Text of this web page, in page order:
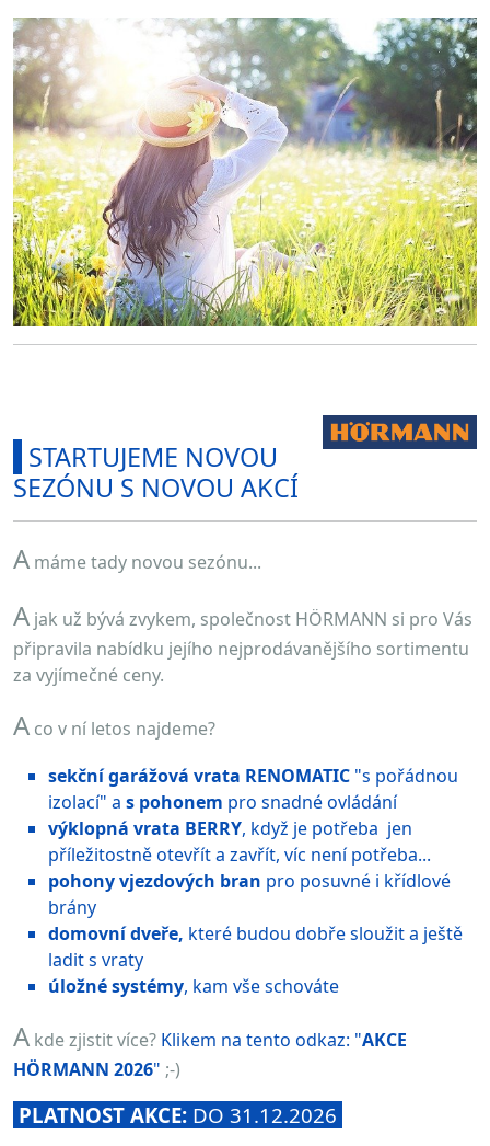
STARTUJEME NOVOU
SEZÓNU S NOVOU AKCÍ
A máme tady novou sezónu...
A jak už bývá zvykem, společnost HÖRMANN si pro Vás
připravila nabídku jejího nejprodávanějšího sortimentu
za vyjímečné ceny.
A co v ní letos najdeme?
sekční garážová vrata RENOMATIC "s pořádnou
izolací" a s pohonem pro snadné ovládání
výklopná vrata BERRY, když je potřeba jen
příležitostně otevřít a zavřít, víc není potřeba...
pohony vjezdových bran pro posuvné i křídlové
brány
domovní dveře, které budou dobře sloužit a ještě
ladit s vraty
úložné systémy, kam vše schováte
A kde zjistit více? Klikem na tento odkaz: "AKCE
HÖRMANN 2026" ;-)
PLATNOST AKCE: DO 31.12.2026